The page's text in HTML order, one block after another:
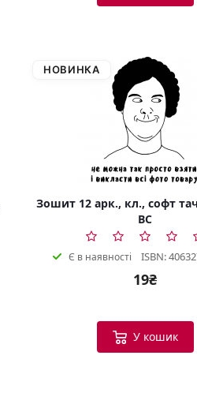
НОВИНКА
Зошит 12 арк., кл., софт
BC
Є в наявності ISBN:
19₴
У кошик